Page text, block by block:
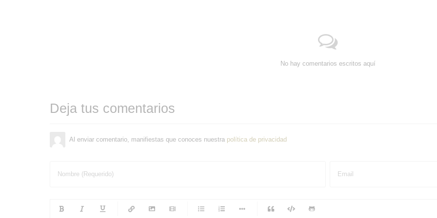
No hay comentarios escritos aquí
Deja tus comentarios
Al enviar comentario, manifiestas que conoces nuestra política de privacidad
Nombre (Requerido) Email